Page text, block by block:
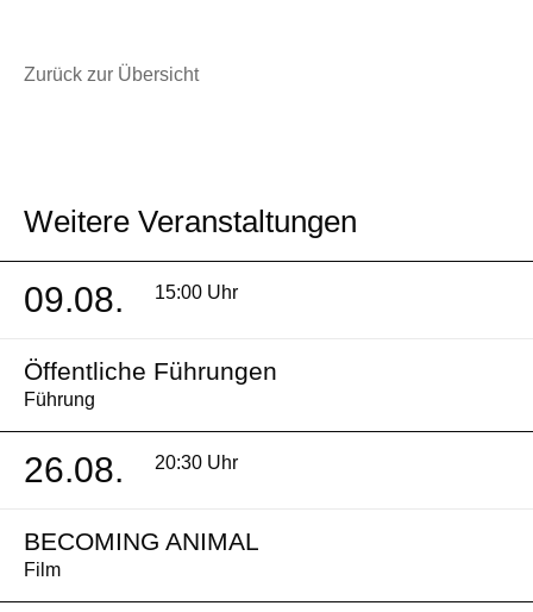
Zurück zur Übersicht
Weitere Veranstaltungen
09.08. 15:00 Uhr
Öffentliche Führungen
Führung
26.08. 20:30 Uhr
BECOMING ANIMAL
Film